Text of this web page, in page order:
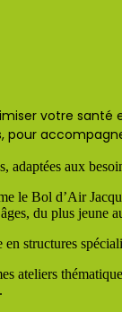
votre
pour
adaptées aux
le Bol d’Air
du plus jeune
structures
ateliers